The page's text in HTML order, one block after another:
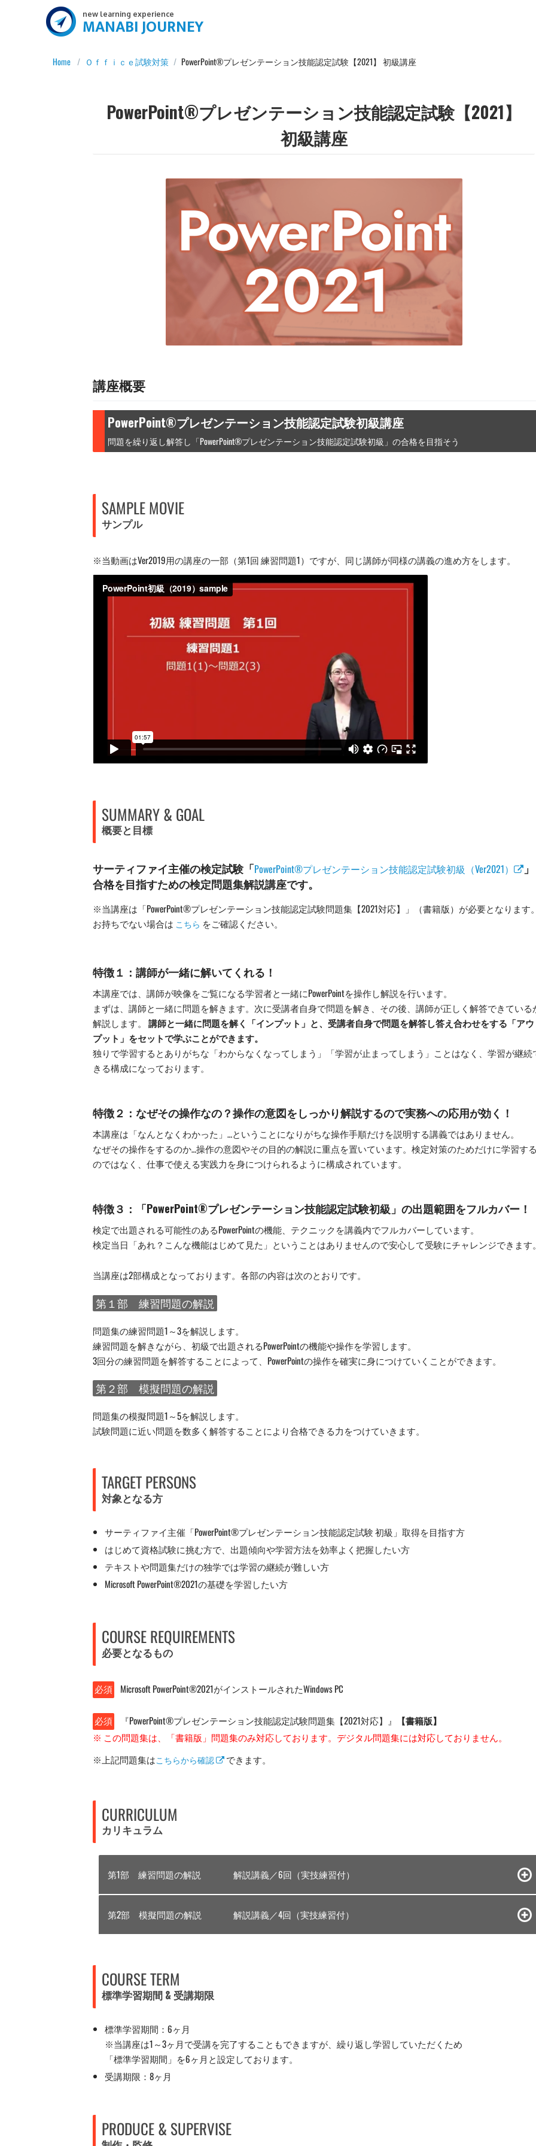
new learning experience
MANABI JOURNEY
Home / Ｏｆｆｉｃｅ試験対策 / PowerPoint®プレゼンテーション技能認定試験【2021】 初級講座
PowerPoint®プレゼンテーション技能認定試験【2021】
初級講座
講座概要
PowerPoint®プレゼンテーション技能認定試験初級講座
問題を繰り返し解答し「PowerPoint®プレゼンテーション技能認定試験初級」の合格を目指そう
SAMPLE MOVIE
サンプル
※当動画はVer2019用の講座の一部（第1回 練習問題1）ですが、同じ講師が同様の講義の進め方をします。
SUMMARY & GOAL
概要と目標
サーティファイ主催の検定試験「PowerPoint®プレゼンテーション技能認定試験初級（Ver2021）
」
合格を目指すための検定問題集解説講座です。
※当講座は「PowerPoint®プレゼンテーション技能認定試験問題集【2021対応】」（書籍版）が必要となります。
お持ちでない場合は こちら をご確認ください。
特徴１：講師が一緒に解いてくれる！
本講座では、講師が映像をご覧になる学習者と一緒にPowerPointを操作し解説を行います。
まずは、講師と一緒に問題を解きます。次に受講者自身で問題を解き、その後、講師が正しく解答できている
解説します。 講師と一緒に問題を解く「インプット」と、受講者自身で問題を解答し答え合わせをする「アウ
プット」をセットで学ぶことができます。
独りで学習するとありがちな「わからなくなってしまう」「学習が止まってしまう」ことはなく、学習が継続
きる構成になっております。
特徴２：なぜその操作なの？操作の意図をしっかり解説するので実務への応用が効く！
本講座は「なんとなくわかった」…ということになりがちな操作手順だけを説明する講義ではありません。
なぜその操作をするのか…操作の意図やその目的の解説に重点を置いています。検定対策のためだけに学習する
のではなく、仕事で使える実践力を身につけられるように構成されています。
特徴３：「PowerPoint®プレゼンテーション技能認定試験初級」の出題範囲をフルカバー！
検定で出題される可能性のあるPowerPointの機能、テクニックを講義内でフルカバーしています。
検定当日「あれ？こんな機能はじめて見た」ということはありませんので安心して受験にチャレンジできます。
当講座は2部構成となっております。各部の内容は次のとおりです。
第１部 練習問題の解説
問題集の練習問題1～3を解説します。
練習問題を解きながら、初級で出題されるPowerPointの機能や操作を学習します。
3回分の練習問題を解答することによって、PowerPointの操作を確実に身につけていくことができます。
第２部 模擬問題の解説
問題集の模擬問題1～5を解説します。
試験問題に近い問題を数多く解答することにより合格できる力をつけていきます。
TARGET PERSONS
対象となる方
サーティファイ主催「PowerPoint®プレゼンテーション技能認定試験 初級」取得を目指す方
はじめて資格試験に挑む方で、出題傾向や学習方法を効率よく把握したい方
テキストや問題集だけの独学では学習の継続が難しい方
Microsoft PowerPoint®2021の基礎を学習したい方
COURSE REQUIREMENTS
必要となるもの
必須 Microsoft PowerPoint®2021がインストールされたWindows PC
必須 『PowerPoint®プレゼンテーション技能認定試験問題集【2021対応】』
【書籍版】
※ この問題集は、「書籍版」問題集のみ対応しております。デジタル問題集には対応しておりません。
※上記問題集はこちらから確認 できます。
CURRICULUM
カリキュラム
第1部 練習問題の解説 解説講義／6回 （実技練習付）
第2部 模擬問題の解説 解説講義／4回 （実技練習付）
COURSE TERM
標準学習期間 & 受講期限
標準学習期間：6ヶ月
※当講座は1～3ヶ月で受講を完了することもできますが、繰り返し学習していただくため
「標準学習期間」を6ヶ月と設定しております。
受講期限：8ヶ月
PRODUCE & SUPERVISE